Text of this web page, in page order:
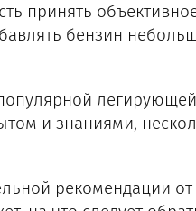
принять
бензин
и знаниями,
рекомендации